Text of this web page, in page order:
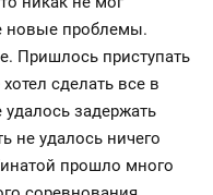
новые проблемы.
Пришлось приступать
сделать все в
задержать
не удалось ничего
прошло много